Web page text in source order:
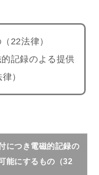
22法律）
記録のよる提供
）
につき電磁的記録の
能にするもの（32